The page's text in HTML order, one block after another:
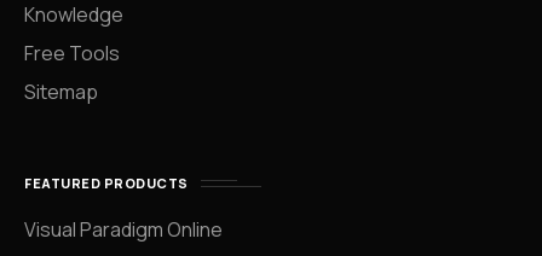
Knowledge
Free Tools
Sitemap
FEATURED PRODUCTS
Visual Paradigm Online